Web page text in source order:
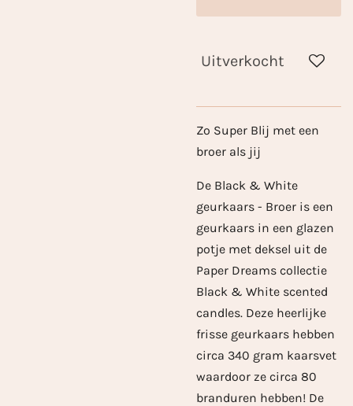
Uitverkocht
Zo Super Blij met een
broer als jij
De Black & White
geurkaars - Broer is een
geurkaars in een glazen
potje met deksel uit de
Paper Dreams collectie
Black & White scented
candles. Deze heerlijke
frisse geurkaars hebben
circa 340 gram kaarsvet
waardoor ze circa 80
branduren hebben! De